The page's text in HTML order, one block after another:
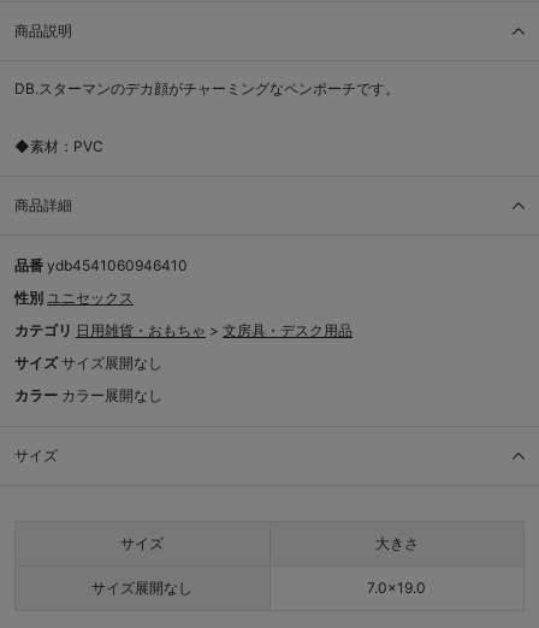
商品説明
DB.スターマンのデカ顔がチャーミングなペンポーチです。
◆素材：PVC
商品詳細
品番 ydb4541060946410
性別 ユニセックス
カテゴリ 日用雑貨・おもちゃ > 文房具・デスク用品
サイズ サイズ展開なし
カラー カラー展開なし
サイズ
サイズ 大きさ
サイズ展開なし 7.0×19.0